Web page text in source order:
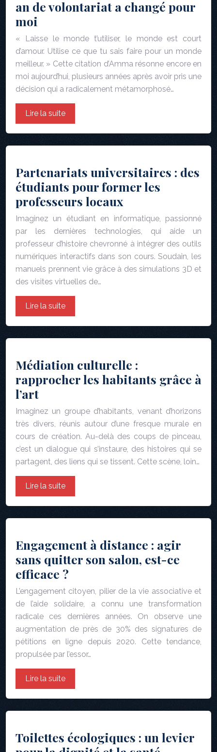
an de volontariat a changé pour
moi
« Laisse le monde t’utiliser, le monde est court
d’amour. Utilise ce que tu sais faire pour un monde
meilleur. » Cette citation d’Amma résonne encore en
moi aujourd’hui, plusieurs années après avoir pris une
décision qui a radicalement métamorphosé…
Lire la suite
Partenariats universitaires : des
étudiants pour former les
professeurs locaux
Imaginez un étudiant en informatique, passionné
par les dernières technologies, qui aide un
professeur d’histoire chevronné à intégrer des outils
numériques interactifs dans son cours. Soudain, les
manuels prennent vie grâce à des simulations 3D et
des visites virtuelles de…
Lire la suite
Médiation culturelle :
rapprocher les habitants grâce à
l’art
Imaginez un groupe d’habitants, venant d’horizons
très divers, réunis autour d’une fresque murale en
cours de création. Au-delà des coups de pinceau,
c’est un dialogue qui s’instaure, des histoires qui se
partagent, des liens qui se tissent. Cette scène, loin…
Lire la suite
Engagement à distance : agir
sans quitter son salon, est-ce
efficace ?
L’engagement citoyen, pilier de la vie associative et
de l’aide solidaire, a connu une transformation
radicale ces dernières années. On observe une
augmentation de près de 30% des signatures de
pétitions en ligne depuis 2020. Cette tendance,
propulsée par l’essor…
Lire la suite
Toilettes écologiques : un levier